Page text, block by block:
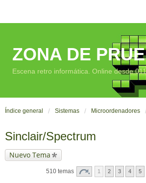
ZONA DE
Escena retro informática. Online desde
Índice general Sistemas Microordenadores
Sinclair/Spectrum
Nuevo Tema
510 temas 1 2 3 4 5